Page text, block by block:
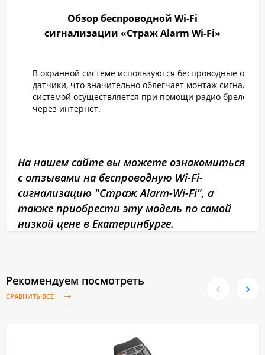
Обзор беспроводной Wi-Fi
сигнализации «Страж Alarm Wi-Fi»
В охранной системе используются беспроводные
датчики, что значительно облегчает монтаж
системой осуществляется при помощи радио брелоков
через интернет.
На нашем сайте вы можете ознакомиться
с отзывами на беспроводную Wi-Fi-
сигнализацию "Страж Alarm-Wi-Fi", а
также приобрести эту модель по самой
низкой цене в Екатеринбурге.
Рекомендуем посмотреть
СРАВНИТЬ ВСЕ